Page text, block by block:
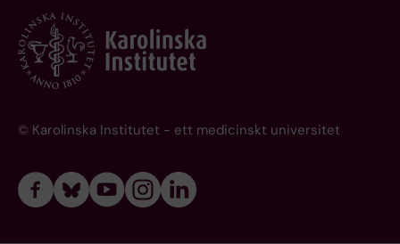
© Karolinska Institutet - ett medicinskt universitet